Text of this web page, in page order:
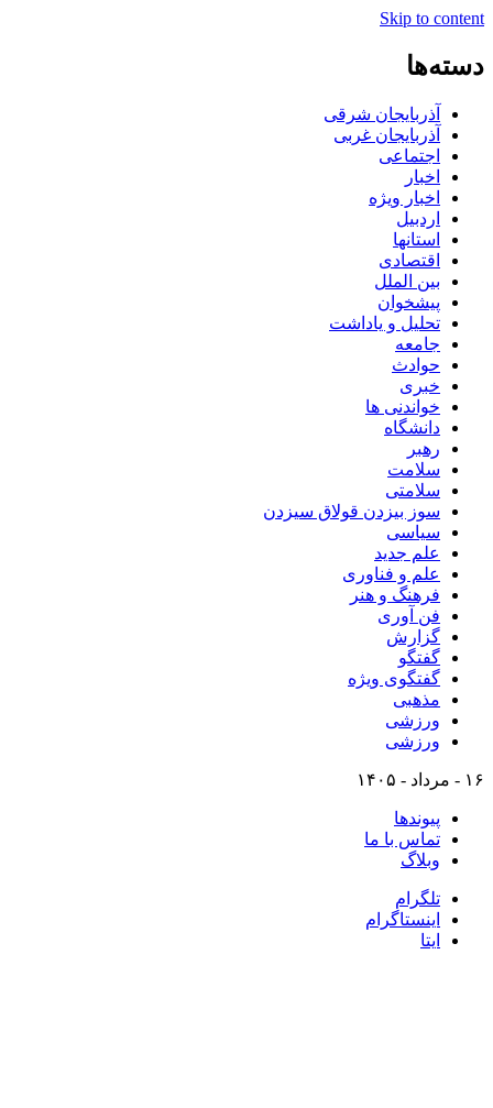
Skip to content
دسته‌ها
آذربایجان شرقی
آذربایجان غربی
اجتماعی
اخبار
اخبار ویژه
اردبیل
استانها
اقتصادی
بین الملل
پیشخوان
تحلیل و یاداشت
جامعه
حوادث
خبری
خواندنی ها
دانشگاه
رهبر
سلامت
سلامتی
سوز بیزدن قولاق سیزدن
سیاسی
علم جدید
علم و فناوری
فرهنگ و هنر
فن آوری
گزارش
گفتگو
گفتگوی ویژه
مذهبی
ورزشی
ورزشی
۱۶ - مرداد - ۱۴۰۵
پیوندها
تماس با ما
وبلاگ
تلگرام
اینستاگرام
ایتا